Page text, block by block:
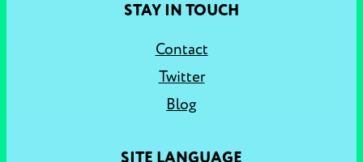
STAY IN TOUCH
Contact
Twitter
Blog
SITE LANGUAGE